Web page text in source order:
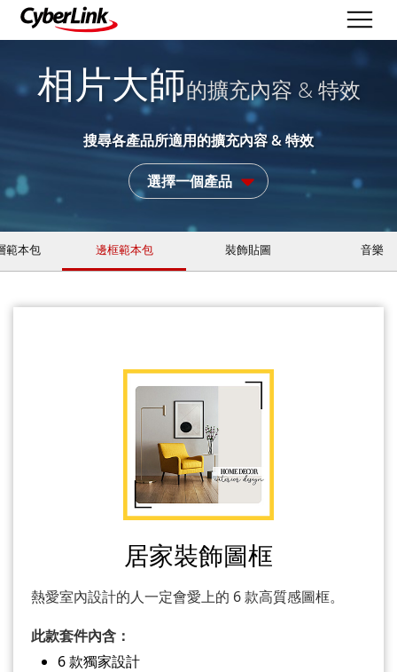
相片大師的擴充內容 & 特效
搜尋各產品所適用的擴充內容 & 特效
選擇一個產品
範本包 邊框範本包 裝飾貼圖 音樂
居家裝飾圖框
熱愛室內設計的人一定會愛上的 6 款高質感圖框。
此款套件內含：
6 款獨家設計